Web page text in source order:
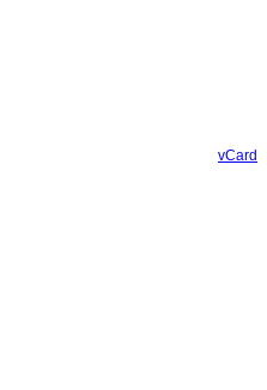
vCard